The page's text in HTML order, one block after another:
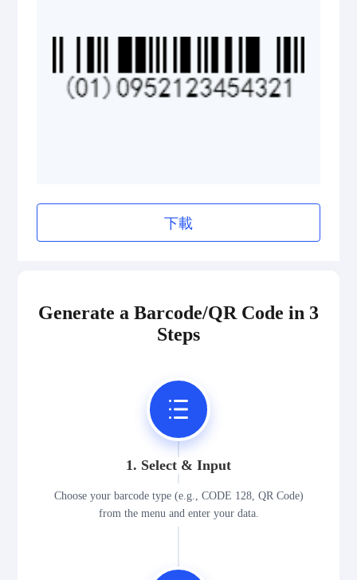
Medical Device Codes
下載
Generate a Barcode/QR Code in 3
Steps
1. Select & Input
Choose your barcode type (e.g., CODE 128, QR Code)
from the menu and enter your data.